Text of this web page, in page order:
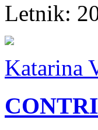
Letnik:
Katarina